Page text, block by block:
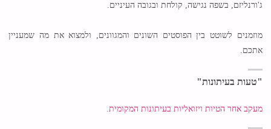
ג'ורנליזם, בשפה נגישה, קולחת ובגובה העיניים.
מוזמנים לשוטט בין הפוסטים השונים והמגוונים, ולמצוא את מה שמעניין
אתכם.
"טעות בעיתונות"
מעקב אחר הטיות ויזואליות בעיתונות המקומית.